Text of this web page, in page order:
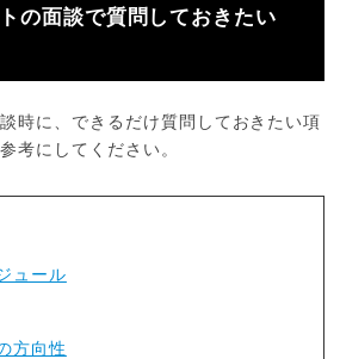
の面談で質問しておきたい
時に、できるだけ質問しておきたい項
考にしてください。
ュール
方向性